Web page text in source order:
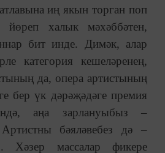
иң якын торган поп
йөреп халык мәхәббәтен,
бит инде. Димәк, алар
категория кешеләренең,
да, опера артистының
бер үк дәрәҗәдәге премия
аңа зарлануыбыз –
бәяләвебез дә –
Хәзер массалар фикере